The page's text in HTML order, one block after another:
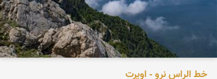
خط الراس نرو - اوپرت